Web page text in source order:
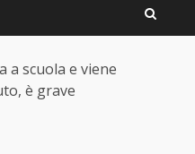
a scuola e viene
è grave